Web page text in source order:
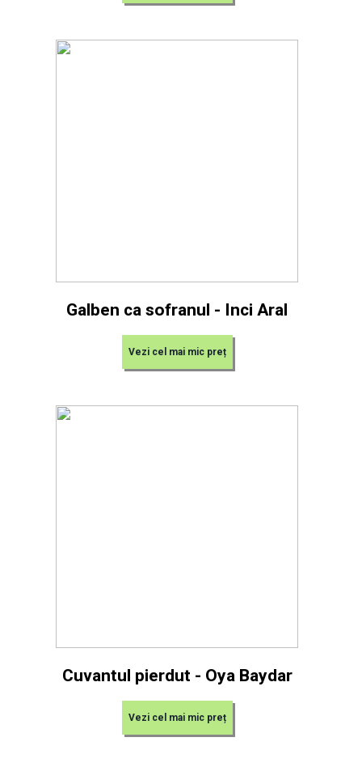
Galben ca sofranul - Inci Aral
Vezi cel mai mic preț
Cuvantul pierdut - Oya Baydar
Vezi cel mai mic preț